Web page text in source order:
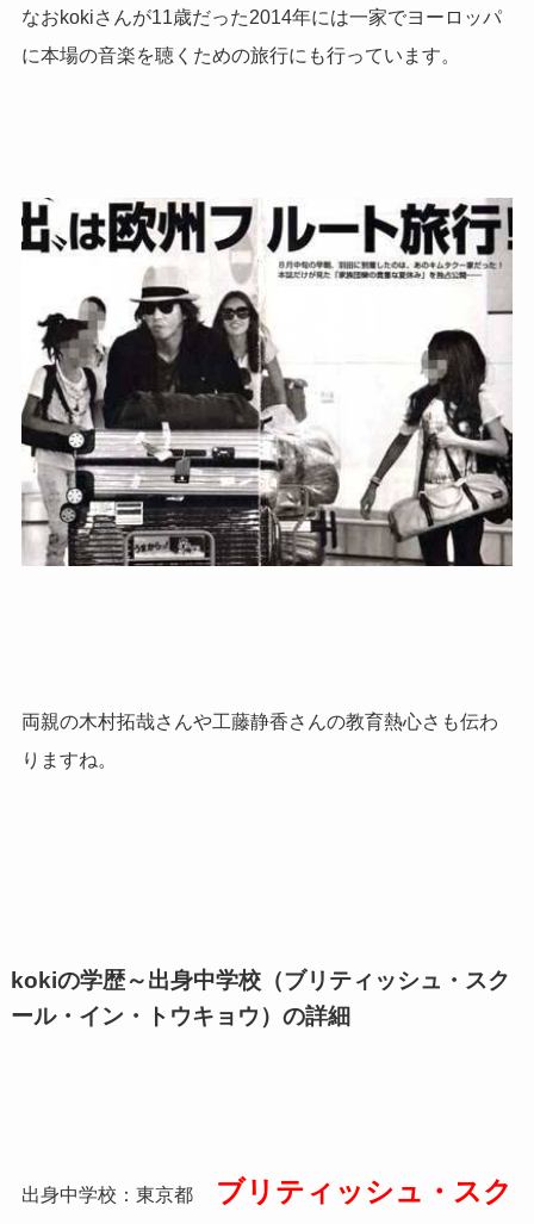
なおkokiさんが11歳だった2014年には一家でヨーロッパ
に本場の音楽を聴くための旅行にも行っています。
両親の木村拓哉さんや工藤静香さんの教育熱心さも伝わ
りますね。
kokiの学歴～出身中学校（ブリティッシュ・スク
ール・イン・トウキョウ） の詳細
出身中学校：東京都
ブリティッシュ・スク